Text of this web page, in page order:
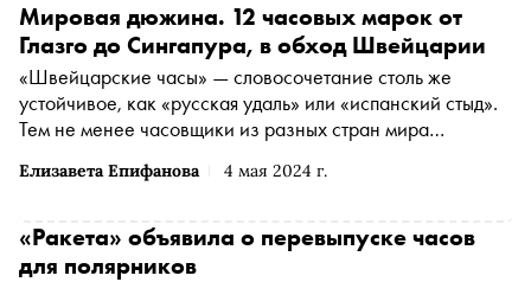
Елизавета Епифанова 4 мая 2024 г.
Мировая дюжина. 12 часовых марок от
Глазго до Сингапура, в обход Швейцарии
«Швейцарские часы» — словосочетание столь же
устойчивое, как «русская удаль» или «испанский стыд».
Тем не менее часовщики из разных стран мира
«Сноб» собрал 12 интересных часовых марок откуда
«Ракета» объявила о перевыпуске часов
для полярников